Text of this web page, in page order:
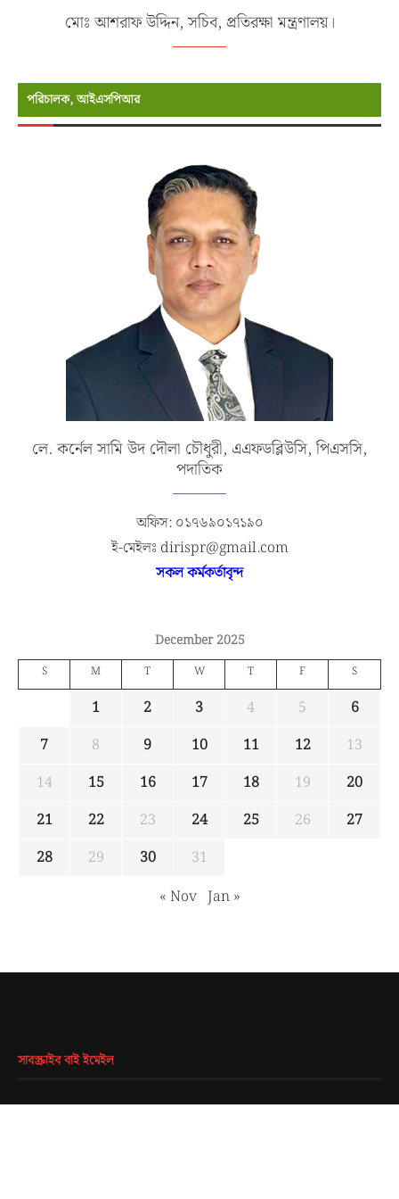
মোঃ আশরাফ উদ্দিন, সচিব, প্রতিরক্ষা মন্ত্রণালয়।
পরিচালক, আইএসপিআর
লে. কর্নেল সামি উদ দৌলা চৌধুরী, এএফডব্লিউসি, পিএসসি,
পদাতিক
অফিস: ০১৭৬৯০১৭১৯০
ই-মেইলঃ dirispr@gmail.com
সকল কর্মকর্তাবৃন্দ
December 2025
S M T W T F S
1 2 3 4 5
6
7
8 9 10 11 12
13
14
15 16 17 18 19
20
21
22 23 24 25 26
27
28
29 30
31
« Nov Jan »
সাবস্ক্রাইব বাই ইমেইল